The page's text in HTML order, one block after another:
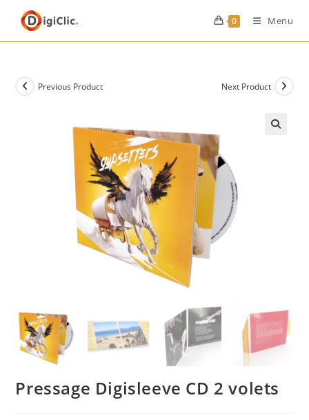
0 Menu
Previous Product Next Product
Pressage Digisleeve CD 2 volets